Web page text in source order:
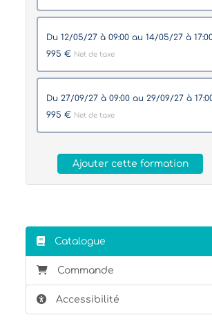
du 12/05/27 à 09:00 au 14/05/27 à
995 € Net de taxe
du 27/09/27 à 09:00 au 29/09/27 à
995 € Net de taxe
Ajouter cette formation
Catalogue
Commande
Accessibilité